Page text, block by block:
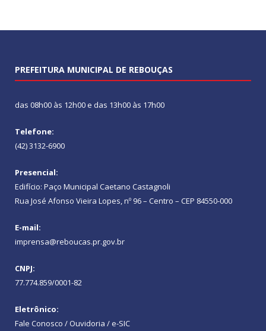
PREFEITURA MUNICIPAL DE REBOUÇAS
das 08h00 às 12h00 e das 13h00 às 17h00
Telefone:
(42) 3132-6900
Presencial:
Edifício: Paço Municipal Caetano Castagnoli
Rua José Afonso Vieira Lopes, nº 96 – Centro – CEP 84550-000
E-mail:
imprensa@reboucas.pr.gov.br
CNPJ:
77.774.859/0001-82
Eletrônico:
Fale Conosco / Ouvidoria / e-SIC